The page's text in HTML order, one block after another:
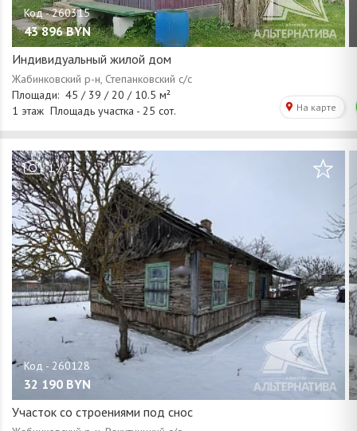
43 896 BYN
Индивидуальный жилой дом
1/11
32 190 BYN
Участок со строениями под снос